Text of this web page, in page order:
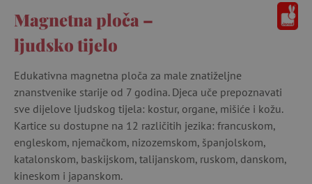
Magnetna ploča –
ljudsko tijelo
Edukativna magnetna ploča za male znatiželjne
znanstvenike starije od 7 godina. Djeca uče prepoznavati
sve dijelove ljudskog tijela: kostur, organe, mišiće i kožu.
Kartice su dostupne na 12 različitih jezika: francuskom,
engleskom, njemačkom, nizozemskom, španjolskom,
katalonskom, baskijskom, talijanskom, ruskom, danskom,
kineskom i japanskom.